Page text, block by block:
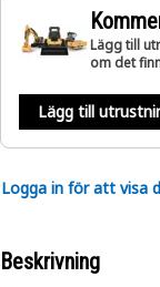
Lägg till
om det
Lägg till
Logga in för att visa
Beskrivning